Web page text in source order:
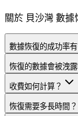
關於 貝沙灣 數
數據恢復的成功率有
恢復的數據會被洩露
收費如何計算？
恢復需要多長時間？